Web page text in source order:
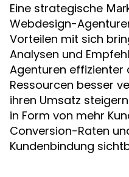
Eine strategische
Webdesign-
Vorteilen mit sich
Analysen und
Agenturen effizienter
Ressourcen besser
ihren Umsatz
in Form von mehr
Conversion-Raten
Kundenbindung